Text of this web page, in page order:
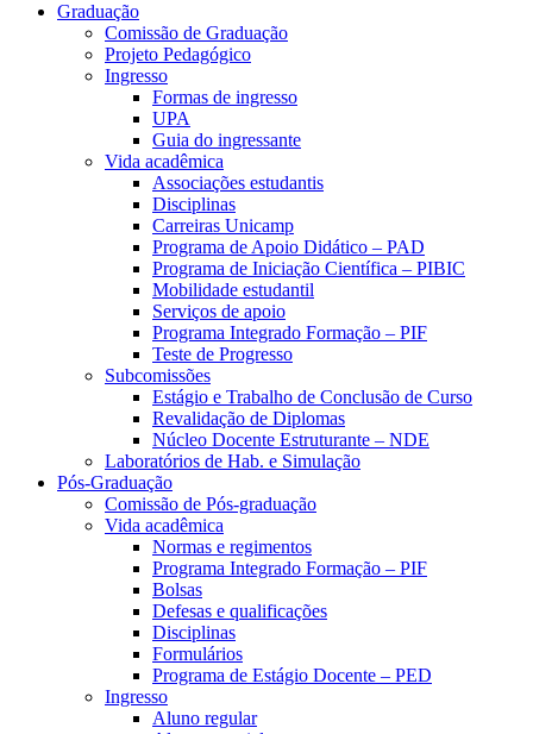
Graduação
Comissão de Graduação
Projeto Pedagógico
Ingresso
Formas de ingresso
UPA
Guia do ingressante
Vida acadêmica
Associações estudantis
Disciplinas
Carreiras Unicamp
Programa de Apoio Didático – PAD
Programa de Iniciação Científica – PIBIC
Mobilidade estudantil
Serviços de apoio
Programa Integrado Formação – PIF
Teste de Progresso
Subcomissões
Estágio e Trabalho de Conclusão de Curso
Revalidação de Diplomas
Núcleo Docente Estruturante – NDE
Laboratórios de Hab. e Simulação
Pós-Graduação
Comissão de Pós-graduação
Vida acadêmica
Normas e regimentos
Programa Integrado Formação – PIF
Bolsas
Defesas e qualificações
Disciplinas
Formulários
Programa de Estágio Docente – PED
Ingresso
Aluno regular